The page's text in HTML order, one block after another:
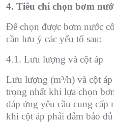
4. Tiêu chí chọn bơm
Để chọn được bơm nước
cần lưu ý các yếu tố sau:
4.1. Lưu lượng và cột áp
Lưu lượng (m³/h) và cột
trọng nhất khi lựa chọn
đáp ứng yêu cầu cung cấp
khi cột áp phải đảm bảo